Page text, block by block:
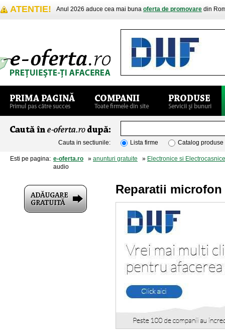
ATENTIE! Anul 2026 aduce cea mai buna oferta de promovare din
Cauta in sectiunile: Lista firme Catalog produse
Esti pe pagina: e-oferta.ro » anunturi gratuite » Electronice si Electrocasnice
audio
Reparatii